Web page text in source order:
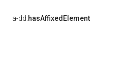
a-dd:hasAffixedElement